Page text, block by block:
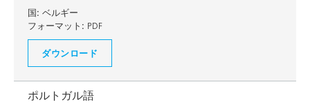
国: ベルギー
フォーマット: PDF
ダウンロード
ポルトガル語